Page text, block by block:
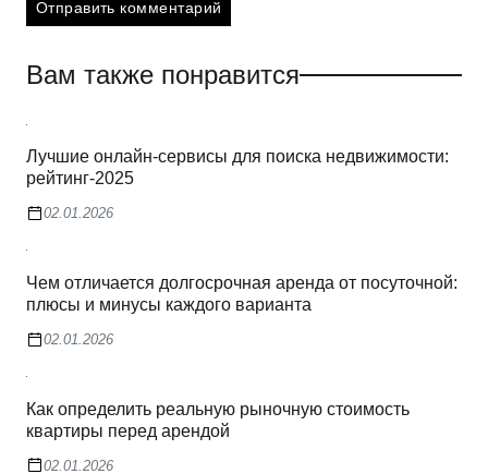
Вам также понравится
Лучшие онлайн-сервисы для поиска недвижимости:
рейтинг-2025
02.01.2026
Чем отличается долгосрочная аренда от посуточной:
плюсы и минусы каждого варианта
02.01.2026
Как определить реальную рыночную стоимость
квартиры перед арендой
02.01.2026